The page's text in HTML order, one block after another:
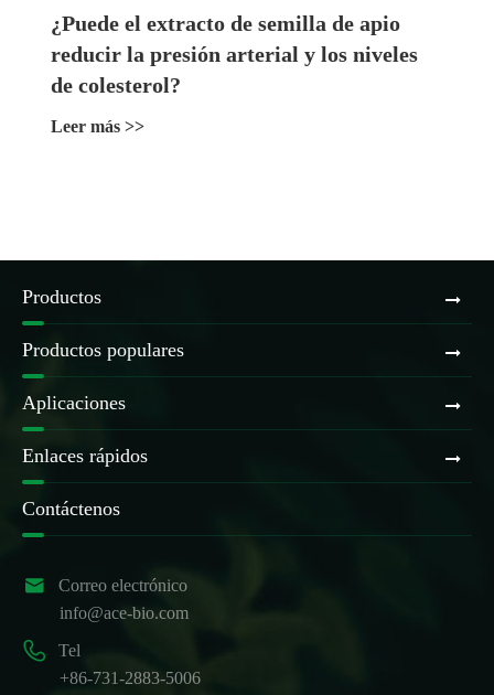
¿Puede el extracto de semilla de apio
reducir la presión arterial y los niveles
de colesterol?
Leer más >>
Productos
Productos populares
Aplicaciones
Enlaces rápidos
Contáctenos

Correo electrónico
info@ace-bio.com

Tel
+86-731-2883-5006